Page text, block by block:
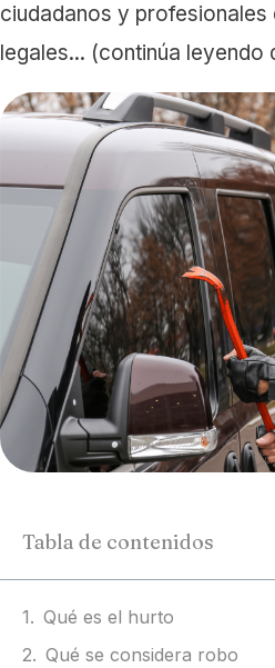
ciudadanos y
legales... (continúa leyendo
Tabla de contenidos
Qué es el hurto
Qué se considera robo